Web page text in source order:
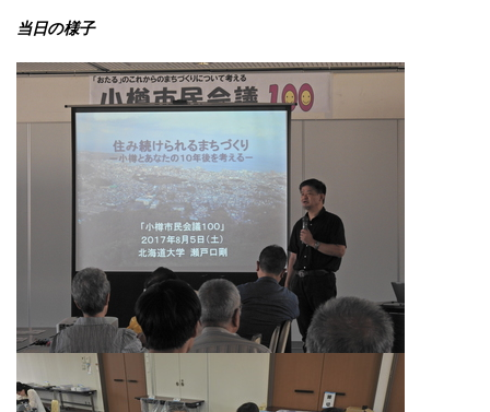
当日の様子